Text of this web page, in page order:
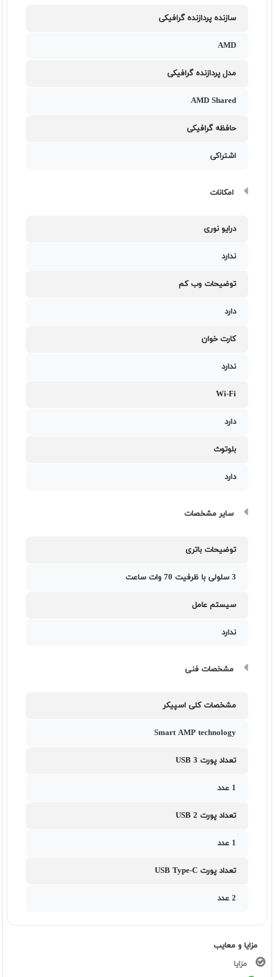
سازنده پردازنده گرافیکی
AMD
مدل پردازنده گرافیکی
AMD Shared
حافظه گرافیکی
اشتراکی
امکانات
درایو نوری
ندارد
توضیحات وب کم
دارد
کارت خوان
ندارد
Wi-Fi
دارد
بلوتوث
دارد
سایر مشخصات
توضیحات باتری
3 سلولی با ظرفیت 70 وات‌ ساعت
سیستم عامل
ندارد
مشخصات فنی
مشخصات کلی اسپیکر
Smart AMP technology
تعداد پورت USB 3
1 عدد
تعداد پورت USB 2
1 عدد
تعداد پورت USB Type-C
2 عدد
مزایا و معایب
مزایا